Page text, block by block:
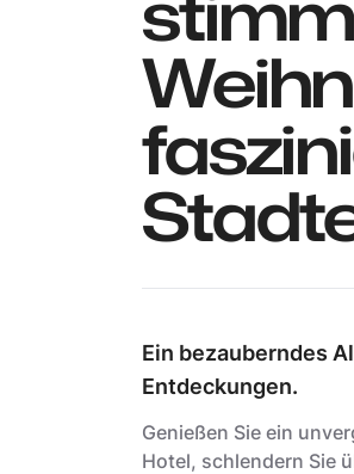
Ein bezauberndes
Entdeckungen.
Genießen Sie ein
Hotel, schlendern Sie